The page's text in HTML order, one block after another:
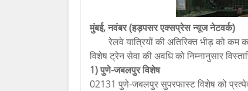
मुंबई, नवंबर (हड़पसर एक्सप्रेस न्यूज नेटवर्क)
रेलवे यात्रियों की अतिरिक्त भीड़ को
विशेष ट्रेन सेवा की अवधि को निम्नानुसार
1) पुणे-जबलपुर विशेष
02131 पुणे-जबलपुर सुपरफास्ट विशेष को